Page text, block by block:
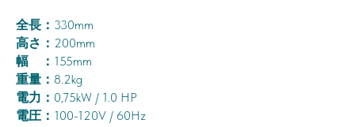
全長： 330mm
高さ： 200mm
幅 ： 155mm
重量： 8.2kg
電力： 0,75kW / 1.0 HP
電圧： 100-120V / 60Hz